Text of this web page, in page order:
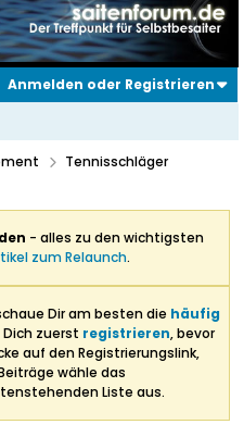
Anmelden oder Registrieren
Tennisschläger
- alles zu den wichtigsten
zum Relaunch.
Dir am besten die häufig
zuerst registrieren, bevor
auf den Registrierungslink,
wähle das
Liste aus.